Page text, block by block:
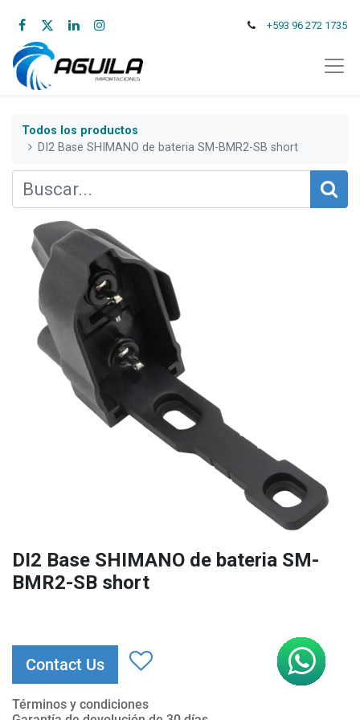
+593 96 272 1735
Todos los productos
DI2 Base SHIMANO de bateria SM-BMR2-SB short
DI2 Base SHIMANO de bateria SM-
BMR2-SB short
Contact Us
Términos y condiciones